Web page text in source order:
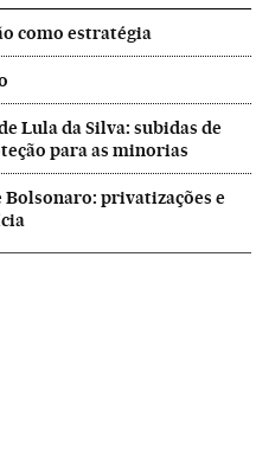
como estratégia
Lula da Silva: subidas de
para as minorias
privatizações e